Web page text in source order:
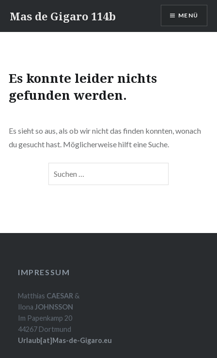
Inhalt
springen
Mas de Gigaro 114b MENÜ
Es konnte leider nichts
gefunden werden.
Es sieht so aus, als ob wir nicht das finden konnten, wonach
du gesucht hast. Möglicherweise hilft eine Suche.
IMPRESSUM
Matthias CAESAR &
IlonaJOHNSSON
Im Papenkamp 20
44267 Dortmund
Urlaub[at]Mas-de-Gigaro.eu